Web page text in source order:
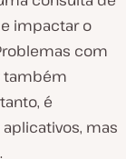
impactar o
com
também
é
mas